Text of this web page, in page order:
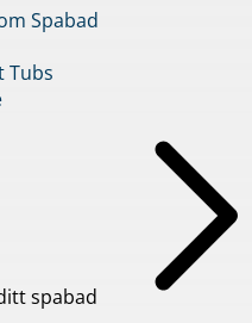
Spabad
Tubs
spabad